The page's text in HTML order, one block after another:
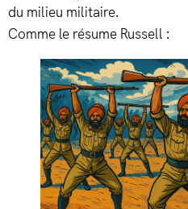
du milieu militaire.
Comme le résume Russell :